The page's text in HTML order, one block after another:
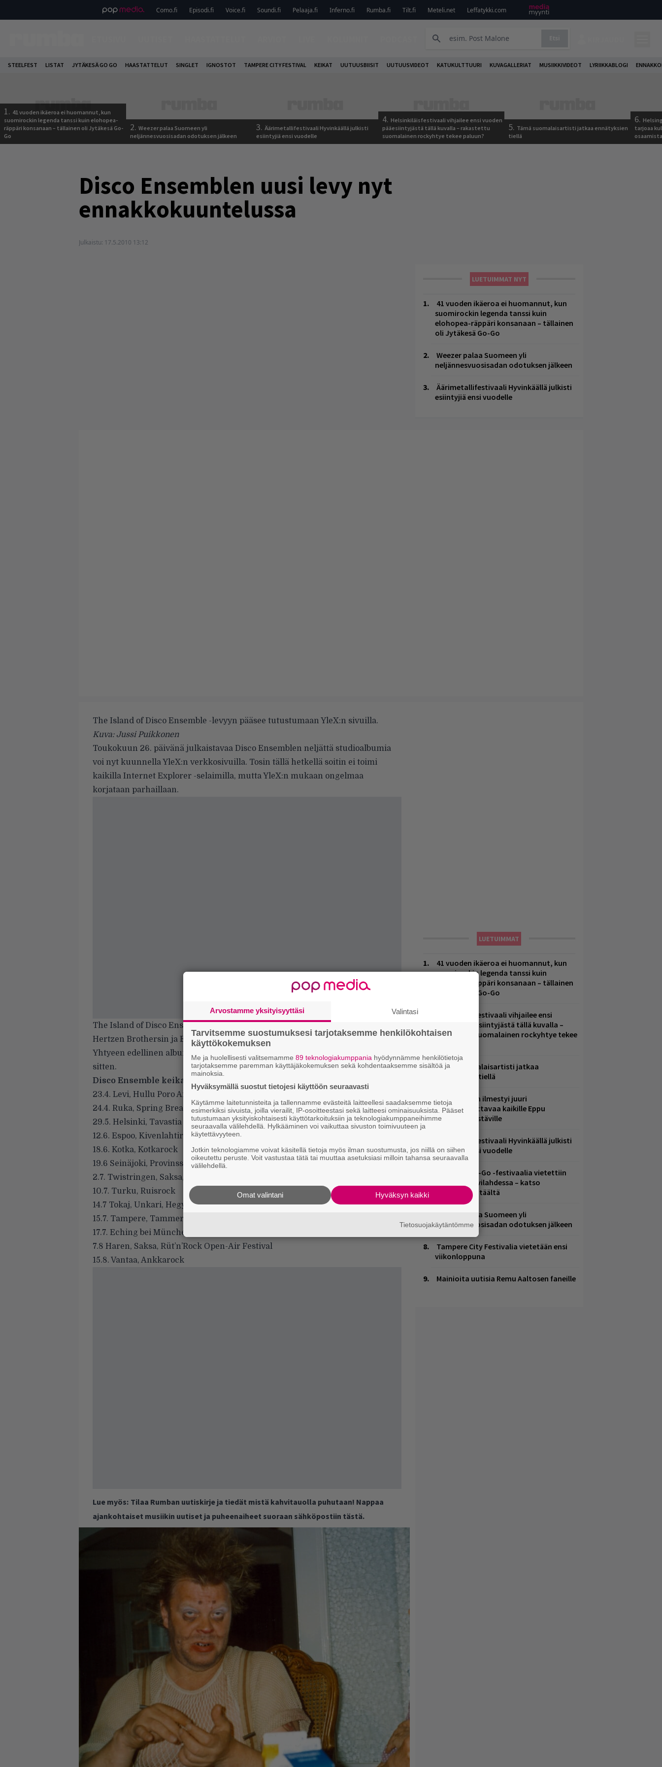
Como.fi Episodi.fi Voice.fi Soundi.fi Pelaaja.fi Inferno.fi Rumba.fi Tilt.fi Meteli.net Leffatykki.com
STEELFEST LISTAT JYTÄKESÄ GO GO HAASTATTELUT SINGLET IGNOSTOT TAMPERE CITY FESTIVAL KEIKAT UUTUUSBIISIT UUTUUSVIDEOT KATUKULTTUURI KUVAGALLERIAT MUSIIKKIVIDEOT LYRIIKKABLOGI
1. 41 vuoden ikäeroa ei huomannut, kun
suomirockin legenda tanssi kuin elohopea-
räppäri konsanaan – tällainen oli Jytäkesä Go-
Go
2. Weezer palaa Suomeen yli
neljännesvuosisadan odotuksen jälkeen
3. Äärimetallifestivaali Hyvinkäällä julkisti
esiintyjiä ensi vuodelle
4. Helsinkiläisfestivaali vihjailee ensi vuoden
pääesiintyjästä tällä kuvalla – rakastettu
suomalainen rockyhtye tekee paluun?
5. Tämä suomalaisartisti jatkaa ennätyksien
tiellä
6.
tarjoaa
Disco Ensemblen uusi levy nyt
ennakkokuuntelussa
Julkaistu: 17.5.2010 13:12
LUETUIMMAT NYT
41 vuoden ikäeroa ei huomannut, kun
suomirockin legenda tanssi kuin
elohopea-räppäri konsanaan – tällainen
oli Jytäkesä Go-Go
Weezer palaa Suomeen yli
neljännesvuosisadan odotuksen jälkeen
Äärimetallifestivaali Hyvinkäällä julkisti
esiintyjiä ensi vuodelle
The Island of Disco Ensemble -levyyn pääsee tutustumaan YleX:n sivuilla.
Kuva: Jussi Puikkonen
Toukokuun 26. päivänä julkaistavaa Disco Ensemblen neljättä studioalbumia
voi nyt kuunnellaYleX:n verkkosivuilla. Tosin tällä hetkellä soitin ei toimi
kaikilla Internet Explorer -selaimilla, mutta YleX:n mukaan ongelmaa
korjataan parhaillaan.
The Island of Disco Ensemblen on tuottanut muun muassa
Hertzen Brothersin ja Egotripinkanssa työskennellyt Lasse Kurki.
Yhtyeen edellinen albumi, Magic Recoveries, julkaistiin liki tasan kaksi vuotta
sitten.
Disco Ensemble keikalla:
23.4. Levi, Hullu Poro Areena
24.4. Ruka, Spring Break
29.5. Helsinki, Tavastia
12.6. Espoo, Kivenlahtirock
18.6. Kotka, Kotkarock
19.6 Seinäjoki, Provinssirock
2.7. Twistringen, Saksa, Re-Load Festival
10.7. Turku, Ruisrock
14.7 Tokaj, Unkari, Hegyalja Festival
15.7. Tampere, Tammerfest
17.7. Eching bei München, Saksa, Sonnenrot Festival
7.8 Haren, Saksa, Rüt’n’Rock Open-Air Festival
15.8. Vantaa, Ankkarock
Lue myös: Tilaa Rumban uutiskirje ja tiedät mistä kahvitauolla puhutaan! Nappaa
ajankohtaiset musiikin uutiset ja puheenaiheet suoraan sähköpostiin tästä.
LUETUIMMAT
41 vuoden ikäeroa ei huomannut, kun
suomirockin legenda tanssi kuin
elohopea-räppäri konsanaan – tällainen
oli Jytäkesä Go-Go
Helsinkiläisfestivaali vihjailee ensi
vuoden pääesiintyjästä tällä kuvalla –
rakastettu suomalainen rockyhtye tekee
Tämä suomalaisartisti jatkaa
ennätyksien tiellä
Yle Areenaan ilmestyi juuri
pakkokatsottavaa kaikille Eppu
Normaalin ystäville
Äärimetallifestivaali Hyvinkäällä julkisti
esiintyjiä ensi vuodelle
Jytäkesä Go-Go -festivaalia vietettiin
Helsingin Suvilahdessa – katso
kuvagalleria täältä
Weezer palaa Suomeen yli
neljännesvuosisadan odotuksen jälkeen
Tampere City Festivalia vietetään ensi
viikonloppuna
Mainioita uutisia Remu Aaltosen faneille
Arvostamme yksityisyyttäsi Valintasi
Tarvitsemme suostumuksesi tarjotaksemme henkilökohtaisen
käyttökokemuksen
Me ja huolellisesti valitsemamme 89 teknologiakumppania hyödynnämme henkilötietoja
tarjotaksemme paremman käyttäjäkokemuksen sekä kohdentaaksemme sisältöä ja
mainoksia.
Hyväksymällä suostut tietojesi käyttöön seuraavasti
Käytämme laitetunnisteita ja tallennamme evästeitä laitteellesi saadaksemme tietoja
esimerkiksi sivuista, joilla vierailit, IP-osoitteestasi sekä laitteesi ominaisuuksista. Pääset
tutustumaan yksityiskohtaisesti käyttötarkoituksiin ja teknologiakumppaneihimme
seuraavalla välilehdellä. Hylkääminen voi vaikuttaa sivuston toimivuuteen ja
käytettävyyteen.
Jotkin teknologiamme voivat käsitellä tietoja myös ilman suostumusta, jos niillä on siihen
oikeutettu peruste. Voit vastustaa tätä tai muuttaa asetuksiasi milloin tahansa seuraavalla
välilehdellä.
Hyväksyn kaikki
Omat valintani
Tietosuojakäytäntömme